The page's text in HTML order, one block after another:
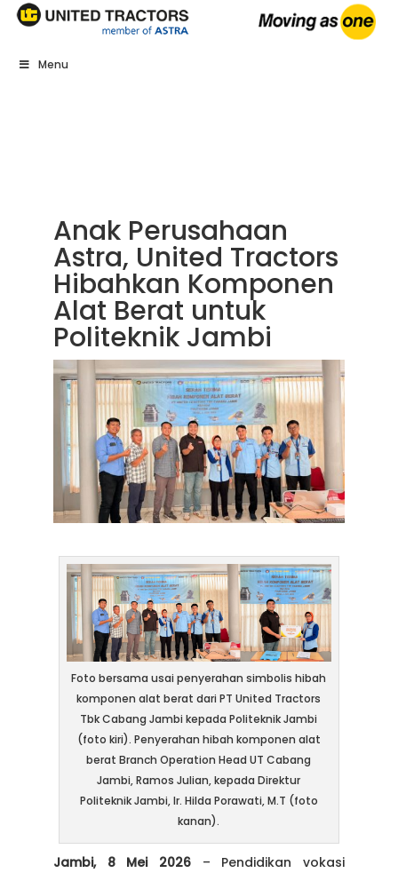
Menu
Anak Perusahaan
Astra, United Tractors
Hibahkan Komponen
Alat Berat untuk
Politeknik Jambi
Foto bersama usai penyerahan simbolis hibah
komponen alat berat dari PT United Tractors
Tbk Cabang Jambi kepada Politeknik Jambi
(foto kiri). Penyerahan hibah komponen alat
berat Branch Operation Head UT Cabang
Jambi, Ramos Julian, kepada Direktur
Politeknik Jambi, Ir. Hilda Porawati, M.T (foto
kanan).
Jambi, 8 Mei 2026 – Pendidikan vokasi